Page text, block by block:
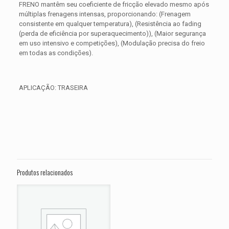
FRENO mantêm seu coeficiente de fricção elevado mesmo após
múltiplas frenagens intensas, proporcionando: (Frenagem
consistente em qualquer temperatura), (Resistência ao fading
(perda de eficiência por superaquecimento)), (Maior segurança
em uso intensivo e competições), (Modulação precisa do freio
em todas as condições).
APLICAÇÃO: TRASEIRA
XB12Ss ANO 2006 A 2010”
obrigatórios são marcados com
Sua avaliação
Produtos relacionados